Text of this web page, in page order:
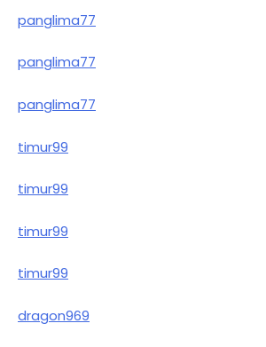
panglima77
panglima77
panglima77
timur99
timur99
timur99
timur99
dragon969